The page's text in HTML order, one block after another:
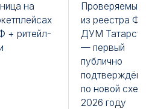
на
+ ритейл-
из реестра
ДУМ
— первый
публично
по новой
2026 году